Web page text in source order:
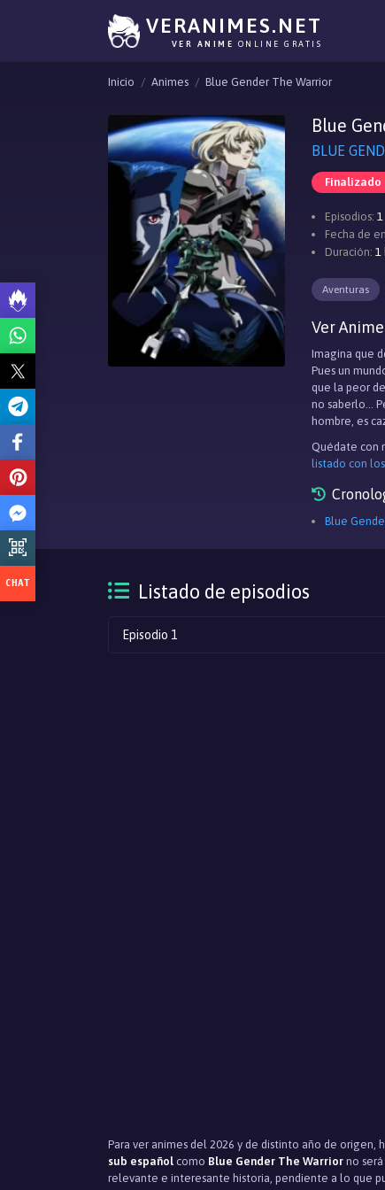
VERANIMES.NET
VER ANIME ONLINE GRATIS
Inicio Animes Blue Gender The Warrior
Blue
BLUE
Finalizado
Episodios: 1
Fecha de
Duración: 1
Aventuras
Ver
Imagina que
Pues un
que la peor
no saberlo...
hombre, es
Quédate con
listado con
Blue
Listado de episodios
Episodio 1
Para ver animes del 2026 y de distinto año de
sub español como Blue Gender The Warrior no
relevante e interesante historia, pendiente a lo que